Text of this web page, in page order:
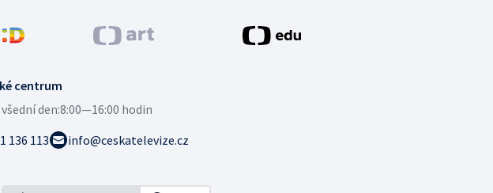
centrum
den:8:00—16:00 hodin
136 113
info@ceskatelevize.cz